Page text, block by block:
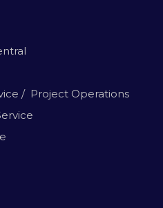
/ Project Operations